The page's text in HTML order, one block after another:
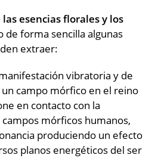
esencias florales y los
de forma sencilla algunas
extraer:
vibratoria y de
campo mórfico en el reino
en contacto con la
mórficos humanos,
produciendo un efecto
planos energéticos del ser